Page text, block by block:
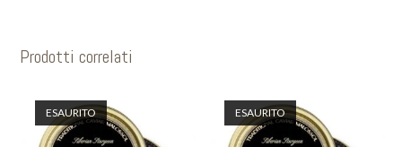
Prodotti correlati
ESAURITO ESAURITO